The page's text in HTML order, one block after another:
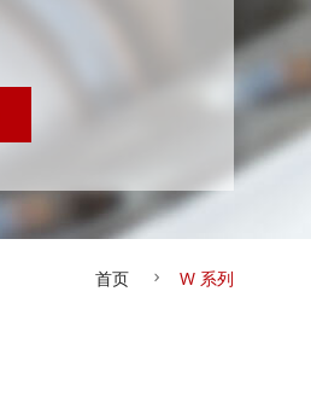
首页 W 系列